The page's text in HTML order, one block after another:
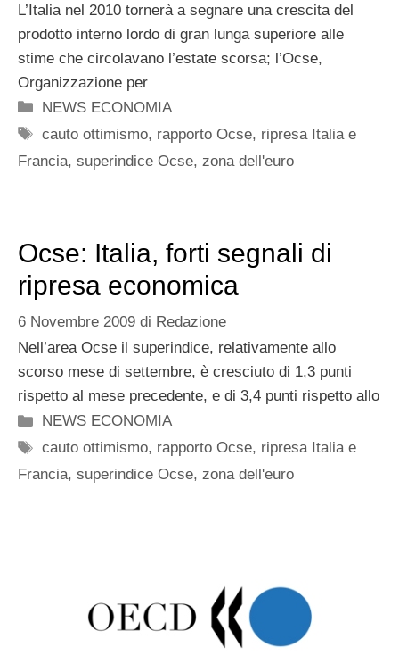
L’Italia nel 2010 tornerà a segnare una crescita del
prodotto interno lordo di gran lunga superiore alle
stime che circolavano l’estate scorsa; l’Ocse,
Organizzazione per
Categorie
NEWS ECONOMIA
Tag
cauto ottimismo, rapporto Ocse, ripresa Italia e
Francia, superindice Ocse, zona dell'euro
Ocse: Italia, forti segnali di
ripresa economica
6 Novembre 2009 di Redazione
Nell’area Ocse il superindice, relativamente allo
scorso mese di settembre, è cresciuto di 1,3 punti
rispetto al mese precedente, e di 3,4 punti rispetto allo
Categorie
NEWS ECONOMIA
Tag
cauto ottimismo, rapporto Ocse, ripresa Italia e
Francia, superindice Ocse, zona dell'euro